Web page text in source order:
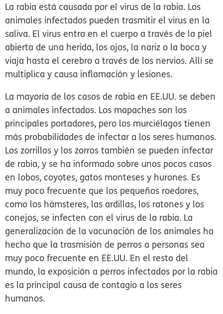
La rabia está causada por el virus de la rabia. Los
animales infectados pueden trasmitir el virus en la
saliva. El virus entra en el cuerpo a través de la piel
abierta de una herida, los ojos, la nariz o la boca y
viaja hasta el cerebro a través de los nervios. Allí se
multiplica y causa inflamación y lesiones.
La mayoría de los casos de rabia en EE.UU. se deben
a animales infectados. Los mapaches son los
principales portadores, pero los murciélagos tienen
más probabilidades de infectar a los seres humanos.
Los zorrillos y los zorros también se pueden infectar
de rabia, y se ha informado sobre unos pocos casos
en lobos, coyotes, gatos monteses y hurones. Es
muy poco frecuente que los pequeños roedores,
como los hámsteres, las ardillas, los ratones y los
conejos, se infecten con el virus de la rabia. La
generalización de la vacunación de los animales ha
hecho que la trasmisión de perros a personas sea
muy poco frecuente en EE.UU. En el resto del
mundo, la exposición a perros infectados por la rabia
es la principal causa de contagio a los seres
humanos.